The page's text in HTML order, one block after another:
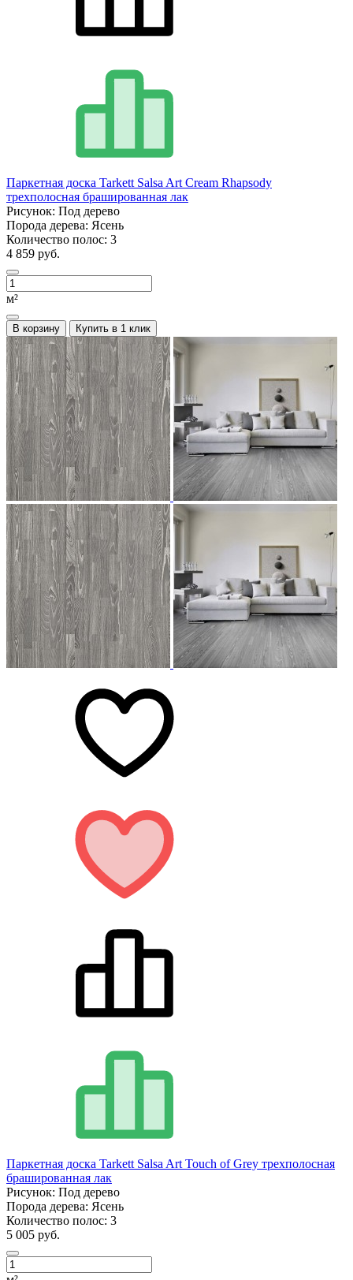
Паркетная доска Tarkett Salsa Art Cream Rhapsody
трехполосная брашированная лак
Рисунок: Под дерево
Порода дерева: Ясень
Количество полос: 3
4 859 руб.
м²
В корзину Купить в 1 клик
Паркетная доска Tarkett Salsa Art Touch of Grey трехполосная
брашированная лак
Рисунок: Под дерево
Порода дерева: Ясень
Количество полос: 3
5 005 руб.